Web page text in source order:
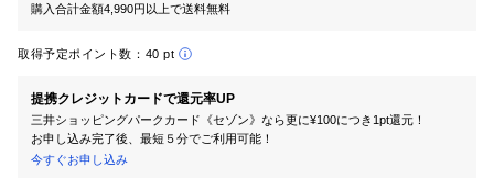
購入合計金額4,990円以上で送料無料
取得予定ポイント数： 40 pt
提携クレジットカードで還元率UP
三井ショッピングパークカード《セゾン》なら更に¥100につき1pt還元！
お申し込み完了後、最短５分でご利用可能！
今すぐお申し込み